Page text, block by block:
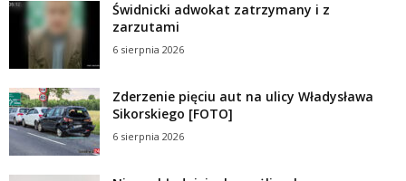
Świdnicki adwokat zatrzymany i z
zarzutami
6 sierpnia 2026
Zderzenie pięciu aut na ulicy Władysława
Sikorskiego [FOTO]
6 sierpnia 2026